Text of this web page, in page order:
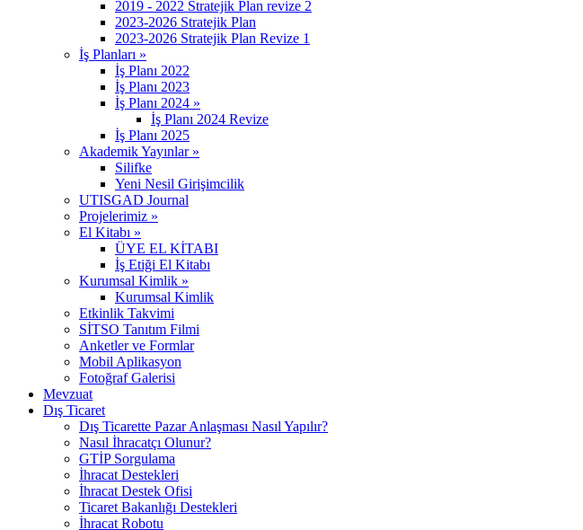
2019 - 2022 Stratejik Plan revize 2
2023-2026 Stratejik Plan
2023-2026 Stratejik Plan Revize 1
İş Planları »
İş Planı 2022
İş Planı 2023
İş Planı 2024 »
İş Planı 2024 Revize
İş Planı 2025
Akademik Yayınlar »
Silifke
Yeni Nesil Girişimcilik
UTISGAD Journal
Projelerimiz »
El Kitabı »
ÜYE EL KİTABI
İş Etiği El Kitabı
Kurumsal Kimlik »
Kurumsal Kimlik
Etkinlik Takvimi
SİTSO Tanıtım Filmi
Anketler ve Formlar
Mobil Aplikasyon
Fotoğraf Galerisi
Mevzuat
Dış Ticaret
Dış Ticarette Pazar Anlaşması Nasıl Yapılır?
Nasıl İhracatçı Olunur?
GTİP Sorgulama
İhracat Destekleri
İhracat Destek Ofisi
Ticaret Bakanlığı Destekleri
İhracat Robotu